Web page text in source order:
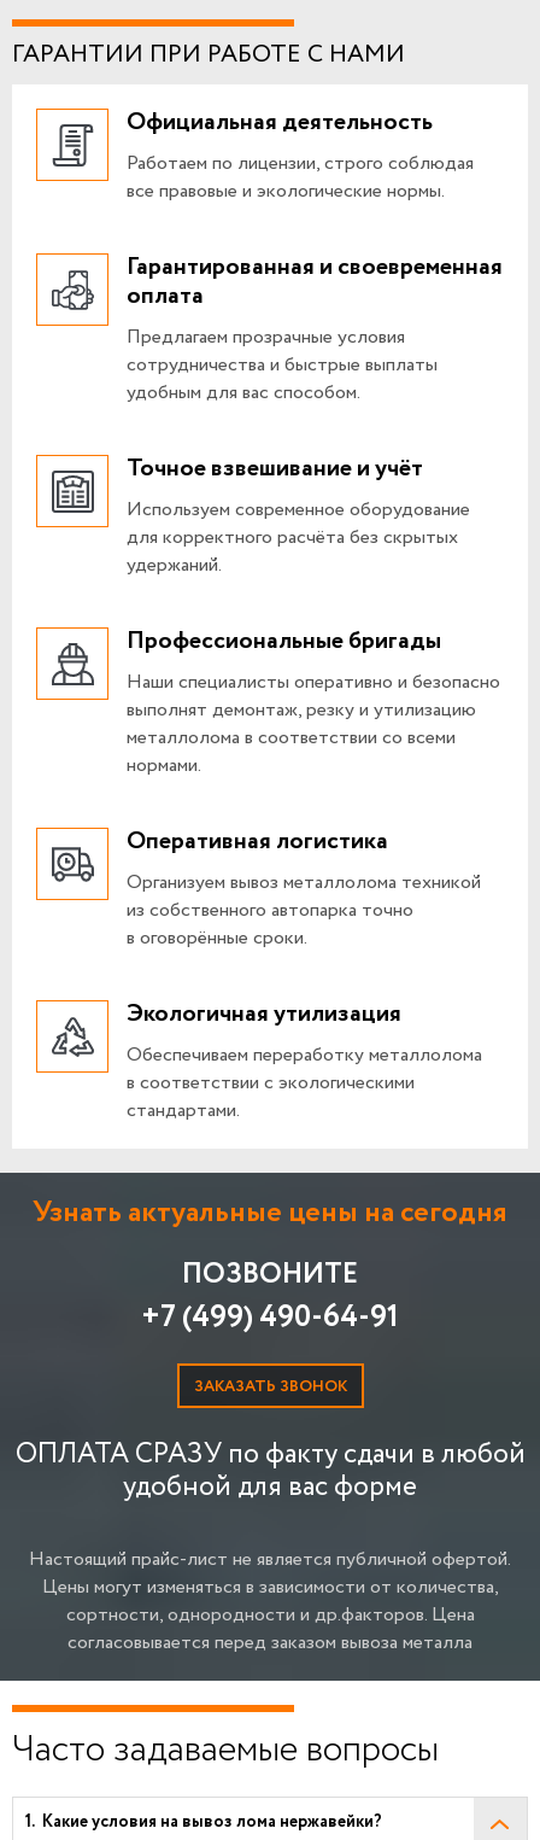
ГАРАНТИИ ПРИ РАБОТЕ С НАМИ
Официальная деятельность
Работаем по лицензии, строго соблюдая
все правовые и экологические нормы.
Гарантированная и своевременная
оплата
Предлагаем прозрачные условия
сотрудничества и быстрые выплаты
удобным для вас способом.
Точное взвешивание и учёт
Используем современное оборудование
для корректного расчёта без скрытых
удержаний.
Профессиональные бригады
Наши специалисты оперативно и безопасно
выполнят демонтаж, резку и утилизацию
металлолома в соответствии со всеми
нормами.
Оперативная логистика
Организуем вывоз металлолома техникой
из собственного автопарка точно
в оговорённые сроки.
Экологичная утилизация
Обеспечиваем переработку металлолома
в соответствии с экологическими
стандартами.
Узнать актуальные цены на сегодня
ПОЗВОНИТЕ
+7 (499) 490-64-91
ЗАКАЗАТЬ ЗВОНОК
ОПЛАТА СРАЗУ по факту сдачи в любой
удобной для вас форме
Настоящий прайс-лист не является публичной офертой.
Цены могут изменяться в зависимости от количества,
сортности, однородности и др.факторов. Цена
согласовывается перед заказом вывоза металла
Часто задаваемые вопросы
Какие условия на вывоз лома нержавейки?